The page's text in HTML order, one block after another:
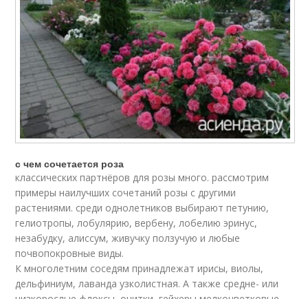
с чем сочетается роза
классических партнёров для розы много. рассмотрим
примеры наилучших сочетаний розы с другими
растениями. среди однолетников выбирают петунию,
гелиотропы, лобулярию, вербену, лобелию эринус,
незабудку, алиссум, живучку ползучую и любые
почвопокровные виды.
К многолетним соседям принадлежат ирисы, виолы,
дельфиниум, лаванда узколистная. А также средне- или